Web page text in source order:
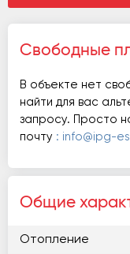
Свободные
В объекте нет
найти для вас
запросу. Просто
почту : info@ipg-
Общие
Отопление